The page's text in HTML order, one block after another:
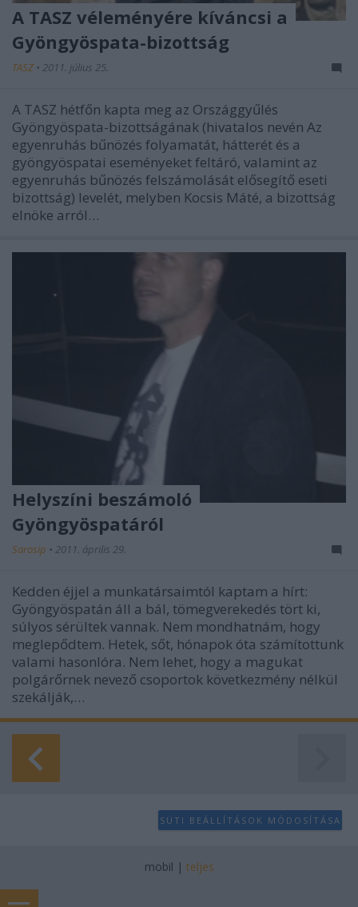
A TASZ véleményére kíváncsi a
Gyöngyöspata-bizottság
TASZ • 2011. július 25.
A TASZ hétfőn kapta meg az Országgyűlés
Gyöngyöspata-bizottságának (hivatalos nevén Az
egyenruhás bűnözés folyamatát, hátterét és a
gyöngyöspatai eseményeket feltáró, valamint az
egyenruhás bűnözés felszámolását elősegítő eseti
bizottság) levelét, melyben Kocsis Máté, a bizottság
elnöke arról…
Helyszíni beszámoló
Gyöngyöspatáról
Sarosip • 2011. április 29.
Kedden éjjel a munkatársaimtól kaptam a hírt:
Gyöngyöspatán áll a bál, tömegverekedés tört ki,
súlyos sérültek vannak. Nem mondhatnám, hogy
meglepődtem. Hetek, sőt, hónapok óta számítottunk
valami hasonlóra. Nem lehet, hogy a magukat
polgárőrnek nevező csoportok következmény nélkül
szekálják,…
SÜTI BEÁLLÍTÁSOK MÓDOSÍTÁSA
mobil | teljes